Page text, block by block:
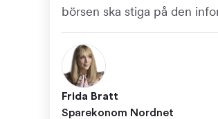
börsen ska stiga på den
Frida Bratt
Sparekonom Nordnet